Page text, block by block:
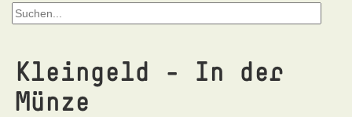
Kleingeld - In der
Münze